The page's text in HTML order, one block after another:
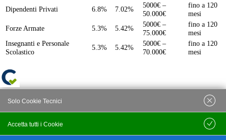
Dipendenti Privati
6.8% 7.02%
5000€ –
50.000€
fino a 120
mesi
Forze Armate
5.3% 5.42%
5000€ –
75.000€
fino a 120
mesi
Insegnanti e Personale
Scolastico
5.3% 5.42%
5000€ –
70.000€
fino a 120
mesi
Accetta tutti i Cookie
Solo Cookie Tecnici
Salva